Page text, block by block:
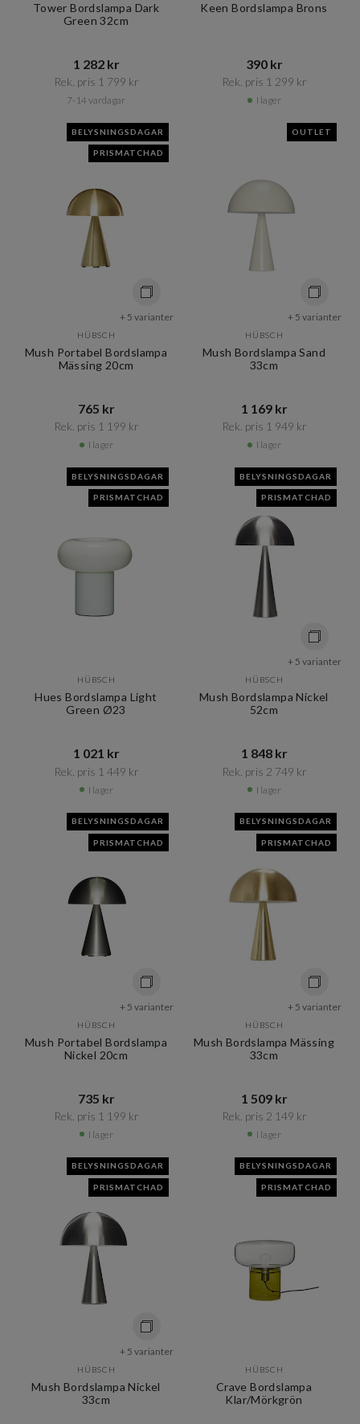
Tower Bordslampa Dark
Green 32cm
1 282 kr​​
Rek. pris 1 799 kr​​
7-14 vardagar
Keen Bordslampa Brons
390 kr​​
Rek. pris 1 299 kr​​
I lager
BELYSNINGSDAGAR
PRISMATCHAD
+ 5 varianter
HÜBSCH
Mush Portabel Bordslampa
Mässing 20cm
765 kr​​
Rek. pris 1 199 kr​​
I lager
OUTLET
+ 5 varianter
HÜBSCH
Mush Bordslampa Sand
33cm
1 169 kr​​
Rek. pris 1 949 kr​​
I lager
BELYSNINGSDAGAR
PRISMATCHAD
HÜBSCH
Hues Bordslampa Light
Green Ø23
1 021 kr​​
Rek. pris 1 449 kr​​
I lager
BELYSNINGSDAGAR
PRISMATCHAD
+ 5 varianter
HÜBSCH
Mush Bordslampa Nickel
52cm
1 848 kr​​
Rek. pris 2 749 kr​​
I lager
BELYSNINGSDAGAR
PRISMATCHAD
+ 5 varianter
HÜBSCH
Mush Portabel Bordslampa
Nickel 20cm
735 kr​​
Rek. pris 1 199 kr​​
I lager
BELYSNINGSDAGAR
PRISMATCHAD
+ 5 varianter
HÜBSCH
Mush Bordslampa Mässing
33cm
1 509 kr​​
Rek. pris 2 149 kr​​
I lager
BELYSNINGSDAGAR
PRISMATCHAD
+ 5 varianter
HÜBSCH
Mush Bordslampa Nickel
33cm
BELYSNINGSDAGAR
PRISMATCHAD
HÜBSCH
Crave Bordslampa
Klar/Mörkgrön